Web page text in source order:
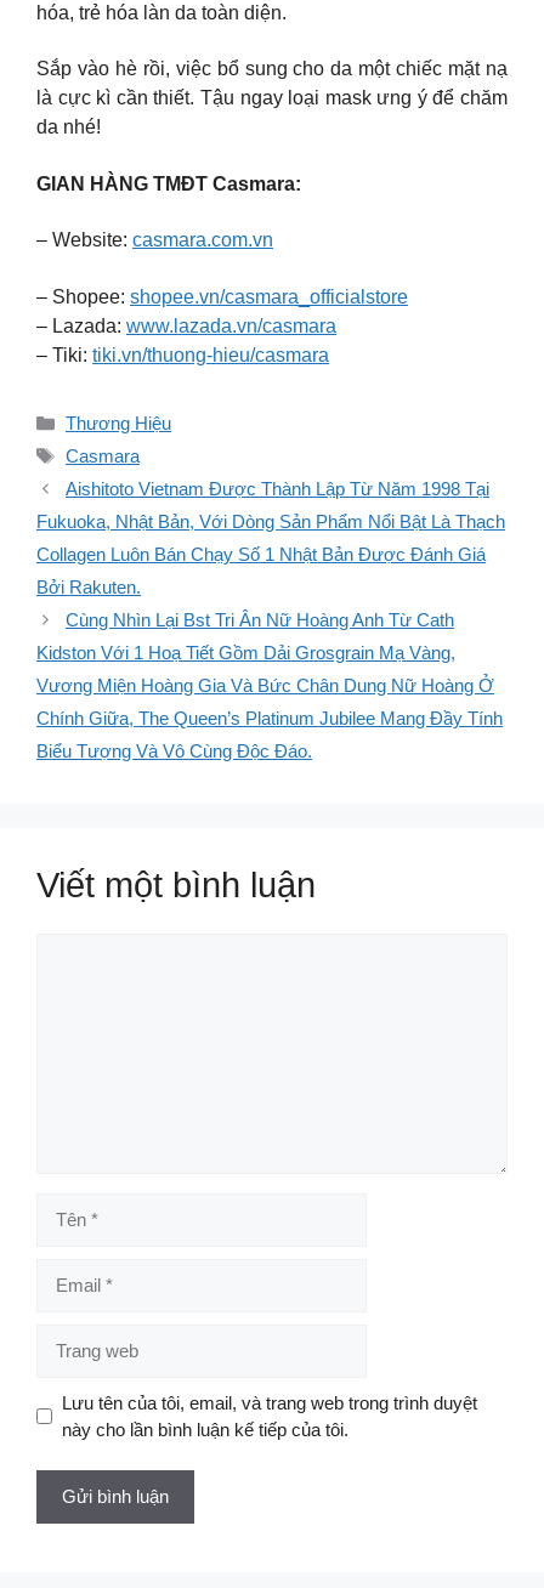
hóa, trẻ hóa làn da toàn diện.
Sắp vào hè rồi, việc bổ sung cho da một chiếc mặt nạ
là cực kì cần thiết. Tậu ngay loại mask ưng ý để chăm
da nhé!
GIAN HÀNG TMĐT Casmara:
– Website: casmara.com.vn
– Shopee: shopee.vn/casmara_officialstore
– Lazada: www.lazada.vn/casmara
– Tiki: tiki.vn/thuong-hieu/casmara
Danh
mục
Thương Hiệu
Thẻ
Casmara
Aishitoto Vietnam Được Thành Lập Từ Năm 1998 Tại
Fukuoka, Nhật Bản, Với Dòng Sản Phẩm Nổi Bật Là Thạch
Collagen Luôn Bán Chạy Số 1 Nhật Bản Được Đánh Giá
Bởi Rakuten.
Cùng Nhìn Lại Bst Tri Ân Nữ Hoàng Anh Từ Cath
Kidston Với 1 Hoạ Tiết Gồm Dải Grosgrain Mạ Vàng,
Vương Miện Hoàng Gia Và Bức Chân Dung Nữ Hoàng Ở
Chính Giữa, The Queen’s Platinum Jubilee Mang Đầy Tính
Biểu Tượng Và Vô Cùng Độc Đáo.
Viết một bình luận
web
Lưu tên của tôi, email, và trang web trong trình duyệt
này cho lần bình luận kế tiếp của tôi.